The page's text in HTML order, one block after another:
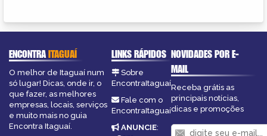
ENCONTRAITAGUAÍ
O melhor de Itaguaí num
só lugar! Dicas, onde ir, o
que fazer, as melhores
empresas, locais, serviços
e muito mais no guia
Encontra Itaguaí.
LINKS RÁPIDOS
Sobre
EncontraItaguaí
Fale com o
EncontraItaguaí
ANUNCIE:
NOVIDADES POR E-
MAIL
Receba grátis as
principais notícias,
dicas e promoções